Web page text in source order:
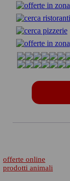
offerte online
prodotti animali